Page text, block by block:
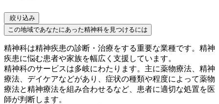
絞り込み
この地域であなたにあった精神科を見つけるには
精神科は精神疾患の診断・治療をする重要な業種です。精神
疾患に悩む患者や家族を幅広く支援しています。
精神科のサービスは多岐にわたります。主に薬物療法、精神
療法、デイケアなどがあり、症状の種類や程度によって薬物
療法と精神療法を組み合わせるなど、患者に適切な処置を医
師が判断します。